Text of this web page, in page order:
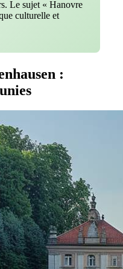
Le sujet « Hanovre
culturelle et
: